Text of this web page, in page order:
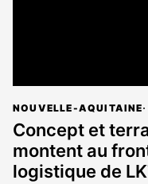
NOUVELLE-AQUITAINE
Concept et
montent au
logistique de